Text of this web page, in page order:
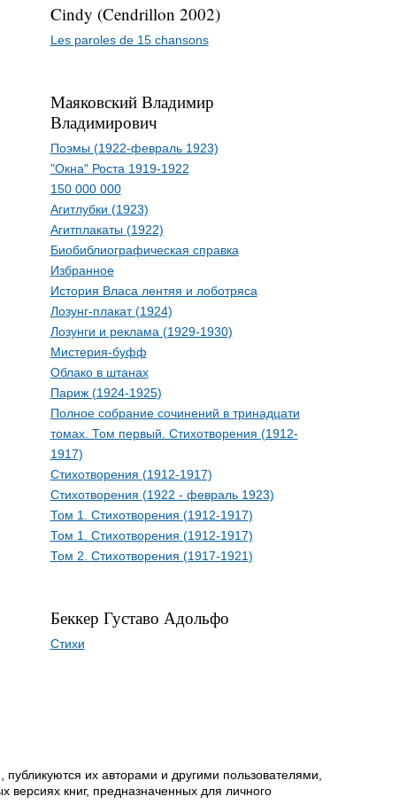
Cindy (Cendrillon 2002)
Les paroles de 15 chansons
Маяковский Владимир
Владимирович
Поэмы (1922-февраль 1923)
"Окна" Роста 1919-1922
150 000 000
Агитлубки (1923)
Агитплакаты (1922)
Биобиблиографическая справка
Избранное
История Власа лентяя и лоботряса
Лозунг-плакат (1924)
Лозунги и реклама (1929-1930)
Мистерия-буфф
Облако в штанах
Париж (1924-1925)
Полное собрание сочинений в тринадцати
томах. Том первый. Стихотворения (1912-
1917)
Стихотворения (1912-1917)
Стихотворения (1922 - февраль 1923)
Том 1. Стихотворения (1912-1917)
Том 1. Стихотворения (1912-1917)
Том 2. Стихотворения (1917-1921)
Беккер Густаво Адольфо
Стихи
их авторами и другими пользователями,
версиях книг, предназначенных для личного